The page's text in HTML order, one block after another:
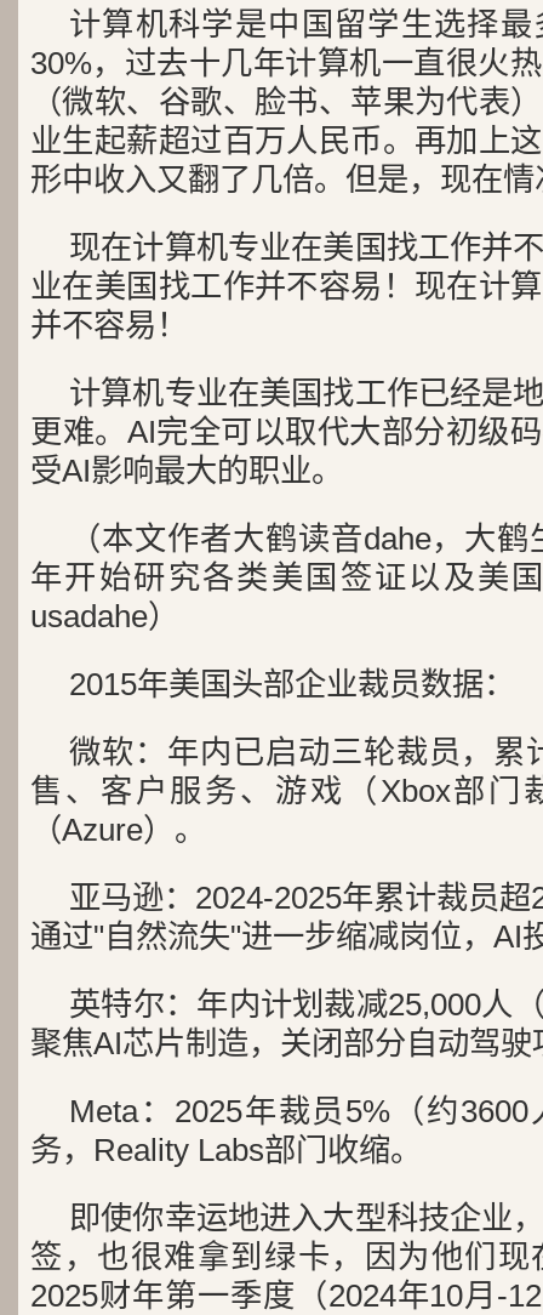
计算机科学是中国留学生选择
30%，过去十几年计算机一直很火
（微软、谷歌、脸书、苹果为代表
业生起薪超过百万人民币。再加上
形中收入又翻了几倍。但是，现在
现在计算机专业在美国找工作并
业在美国找工作并不容易！现在计
并不容易！
计算机专业在美国找工作已经是
更难。AI完全可以取代大部分初级
受AI影响最大的职业。
（本文作者大鹤读音dahe，大
年开始研究各类美国签证以及美
usadahe）
2015年美国头部企业裁员数据：
微软：年内已启动三轮裁员，累
售、客户服务、游戏（Xbox部门
（Azure）。
亚马逊：2024-2025年累计裁员
通过"自然流失"进一步缩减岗位，AI
英特尔：年内计划裁减25,000人
聚焦AI芯片制造，关闭部分自动驾驶
Meta：2025年裁员5%（约
务，Reality Labs部门收缩。
即使你幸运地进入大型科技企业
签，也很难拿到绿卡，因为他们
2025财年第一季度（2024年10月-